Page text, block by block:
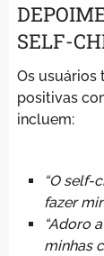
SELF-
Os usuários
positivas
incluem:
“O self-
fazer
“Adoro
minhas